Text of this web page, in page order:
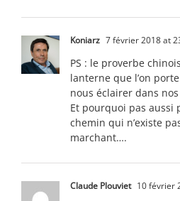
Koniarz 7 février 2018 at
PS : le proverbe
lanterne que l’on
nous éclairer dans
Et pourquoi pas aussi
chemin qui n’existe
marchant….
Claude Plouviet 10 février